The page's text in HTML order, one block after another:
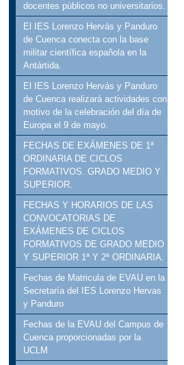
docentes públicos no universitarios.
El IES Lorenzo Hervás y Panduro
de Cuenca conecta con la base
militar científica española en la
Antártida.
El IES Lorenzo Hervás y Panduro
de Cuenca realizará actividades con
motivo de la celebración del día de
Europa el 9 de mayo.
FECHAS DE EXÁMENES DE 1ª
ORDINARIA DE CICLOS
FORMATIVOS. GRADO MEDIO Y
SUPERIOR.
FECHAS Y HORARIOS DE LAS
CONVOCATORIAS DE
EXÁMENES DE CICLOS
FORMATIVOS DE GRADO MEDIO
Y SUPERIOR 1ª Y 2ª ORDINARIA.
Fechas de Matricula de EVAU en la
Secretaría del IES Lorenzo Hervas
y Panduro
Fechas de la EVAU del Campus de
Cuenca proporcionadas por la
UCLM